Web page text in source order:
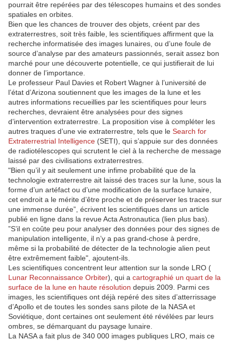
pourrait être repérées par des télescopes humains et des sondes
spatiales en orbites.
Bien que les chances de trouver des objets, créent par des
extraterrestres, soit très faible, les scientifiques affirment que la
recherche informatisée des images lunaires, ou d’une foule de
source d’analyse par des amateurs passionnés, serait assez bon
marché pour une découverte potentielle, ce qui justifierait de lui
donner de l’importance.
Le professeur Paul Davies et Robert Wagner à l’université de
l’état d’Arizona soutiennent que les images de la lune et les
autres informations recueillies par les scientifiques pour leurs
recherches, devraient être analysées pour des signes
d’intervention extraterrestre. La proposition vise à compléter les
autres traques d’une vie extraterrestre, tels que le Search for
Extraterrestrial Intelligence (SETI), qui s’appuie sur des données
de radiotélescopes qui scrutent le ciel à la recherche de message
laissé par des civilisations extraterrestres.
"Bien qu’il y ait seulement une infime probabilité que de la
technologie extraterrestre ait laissé des traces sur la lune, sous la
forme d’un artéfact ou d’une modification de la surface lunaire,
cet endroit a le mérite d’être proche et de préserver les traces sur
une immense durée”, écrivent les scientifiques dans un article
publié en ligne dans la revue Acta Astronautica (lien plus bas).
”S’il en coûte peu pour analyser des données pour des signes de
manipulation intelligente, il n’y a pas grand-chose à perdre,
même si la probabilité de détecter de la technologie alien peut
être extrêmement faible", ajoutent-ils.
Les scientifiques concentrent leur attention sur la sonde LRO (
Lunar Reconnaissance Orbiter), qui a cartographié un quart de la
surface de la lune en haute résolution depuis 2009. Parmi ces
images, les scientifiques ont déjà repéré des sites d’atterrissage
d’Apollo et de toutes les sondes sans pilote de la NASA et
Soviétique, dont certaines ont seulement été révélées par leurs
ombres, se démarquant du paysage lunaire.
La NASA a fait plus de 340 000 images publiques LRO, mais ce